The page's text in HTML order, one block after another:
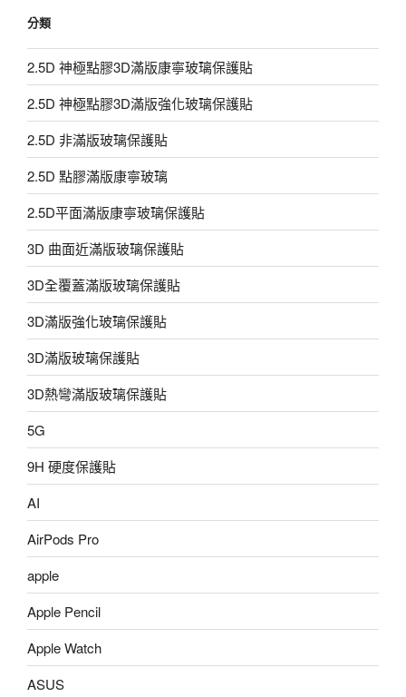
分類
2.5D 神極點膠3D滿版康寧玻璃保護貼
2.5D 神極點膠3D滿版強化玻璃保護貼
2.5D 非滿版玻璃保護貼
2.5D 點膠滿版康寧玻璃
2.5D平面滿版康寧玻璃保護貼
3D 曲面近滿版玻璃保護貼
3D全覆蓋滿版玻璃保護貼
3D滿版強化玻璃保護貼
3D滿版玻璃保護貼
3D熱彎滿版玻璃保護貼
5G
9H 硬度保護貼
AI
AirPods Pro
apple
Apple Pencil
Apple Watch
ASUS